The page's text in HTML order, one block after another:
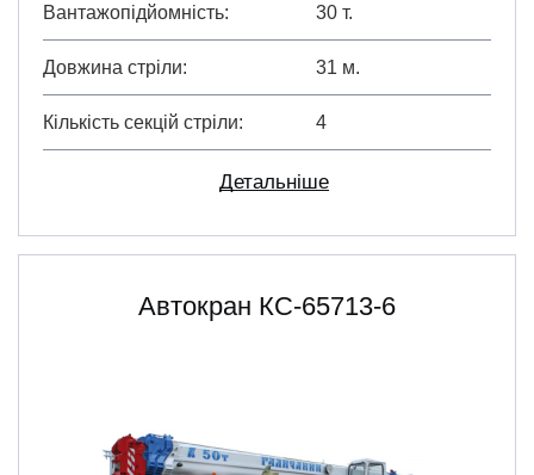
Вантажопідйомність 30 т.
Довжина стріли 31 м.
Кількість секцій стріли 4
Детальніше
Автокран КС-65713-6